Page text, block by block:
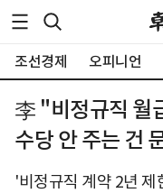
조선경제 오피니언
李 "비정규직 월
수당 안 주는 건
'비정규직 계약 2년 제